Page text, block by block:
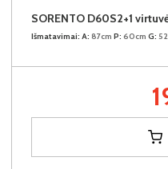
Išmatavimai: A: 87cm P: 60cm G: